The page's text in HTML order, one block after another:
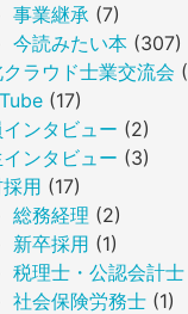
事業継承 (7)
今読みたい本(307)
ラウド士業交流会
(17)
ンタビュー (2)
ンタビュー (3)
採用 (17)
総務経理 (2)
新卒採用 (1)
税理士・公認会計士
社会保険労務士(1)